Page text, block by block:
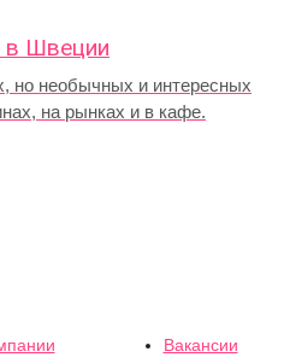
в Швеции
но необычных и интересных
на рынках и в кафе.
Вакансии